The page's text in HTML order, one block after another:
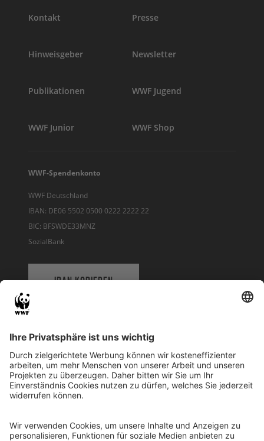
Kontakt Presse
Hinweisgeber Newsletter
Publikationen WWF Jugend
WWF Junior WWF Shop
WWF-Spendenkonto
WWF Deutschland
IBAN: DE06 5502 0500 0222 2222 22
BIC: BFSWDE33MNZ
SozialBank
IBAN KOPIEREN
WWF Deutschland
Reinhardtstr. 18
10117 Berlin
Ihre Spende kann steuerlich geltend gemacht werden